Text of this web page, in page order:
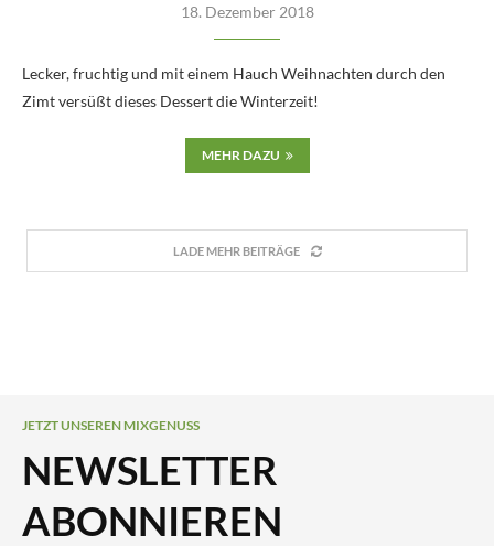
18. Dezember 2018
Lecker, fruchtig und mit einem Hauch Weihnachten durch den
Zimt versüßt dieses Dessert die Winterzeit!
MEHR DAZU
LADE MEHR BEITRÄGE
JETZT UNSEREN MIXGENUSS
NEWSLETTER
ABONNIEREN